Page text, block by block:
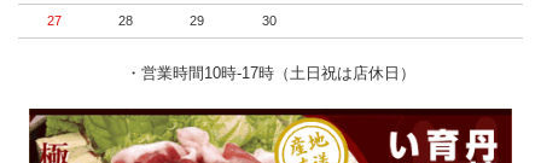
27 28 29 30
・営業時間10時-17時（土日祝は店休日）